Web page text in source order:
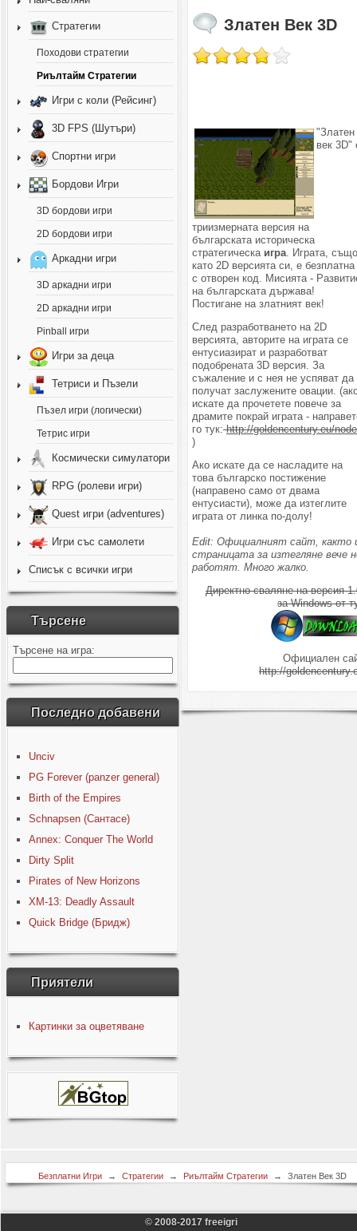
Стратегии
Походови стратегии
Риълтайм Стратегии
Игри с коли (Рейсинг)
3D FPS (Шутъри)
Спортни игри
Бордови Игри
3D бордови игри
2D бордови игри
Аркадни игри
3D аркадни игри
2D аркадни игри
Pinball игри
Игри за деца
Тетриси и Пъзели
Пъзел игри (логически)
Тетрис игри
Космически симулатори
RPG (ролеви игри)
Quest игри (adventures)
Игри със самолети
Списък с всички игри
Търсене
Търсене на игра:
Последно добавени
Unciv
PG Forever (panzer general)
Birth of the Empires
Schnapsen (Сантасе)
Annex: Conquer The World
Dirty Split
Pirates of New Horizons
XM-13: Deadly Assault
Quick Bridge (Бридж)
Приятели
Картинки за оцветяване
Златен Век 3D
"Златен
век 3D"
триизмерната версия на
българската историческа
стратегическа игра . Играта,
като 2D версията си, е безплатна
с отворен код. Мисията -
на българската държава!
Постигане на златният век!
След разработването на 2D
версията, авторите на играта се
ентусиазират и разработват
подобрената 3D версия. За
съжаление и с нея не успяват да
получат заслужените овации.
искате да прочетете повече за
драмите покрай играта -
го тук: http://goldencentury.eu/
)
Ако искате да се насладите на
това българско постижение
(направено само от двама
ентусиасти), може да изтеглите
играта от линка по-долу!
Edit: Официалният сайт, както
страницата за изтегляне вече
работят. Много жалко.
Директно сваляне на версия
за Windows от
Официален
http://
Безплатни Игри → Стратегии → Риълтайм Стратегии → Златен Век 3D
© 2008-2017 freeigri